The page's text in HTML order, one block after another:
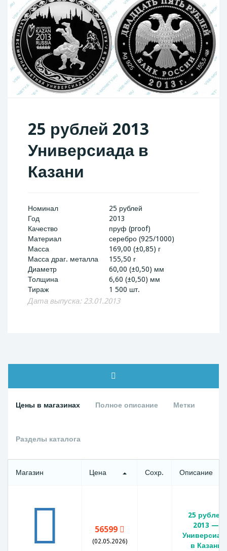
25 рублей 2013
Универсиада в
Казани
Номинал
25 рублей
Год
2013
Качество
пруф (proof)
Материал
серебро (925/1000)
Масса
169,00 (±0,85) г
Масса драг. металла
155,50 г
Диаметр
60,00 (±0,50) мм
Толщина
6,60 (±0,50) мм
Тираж
1 500 шт.
Дата выпуска: 23.01.2013
Цены в магазинах Полное описание Метки
Разделы каталога
Магазин Цена Сохр. Описание
56599
(02.05.2026)
25 рублей
2013 —
в Казани